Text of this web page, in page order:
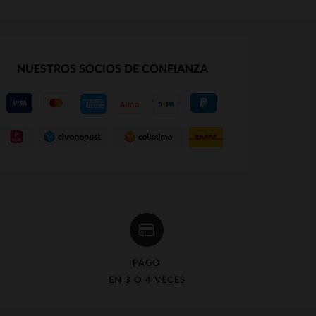
PAGO
EN 3 O 4 VECES
NUESTROS SOCIOS DE CONFIANZA